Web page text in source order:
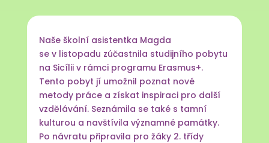
Naše školní asistentka Magda
se v listopadu zúčastnila studijního pobytu
na Sicílii v rámci programu Erasmus+.
Tento pobyt jí umožnil poznat nové
metody práce a získat inspiraci pro další
vzdělávání. Seznámila se také s tamní
kulturou a navštívila významné památky.
Po návratu připravila pro žáky 2. třídy